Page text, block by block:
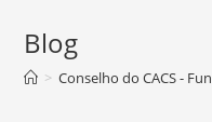
Blog
> Conselho do CACS -